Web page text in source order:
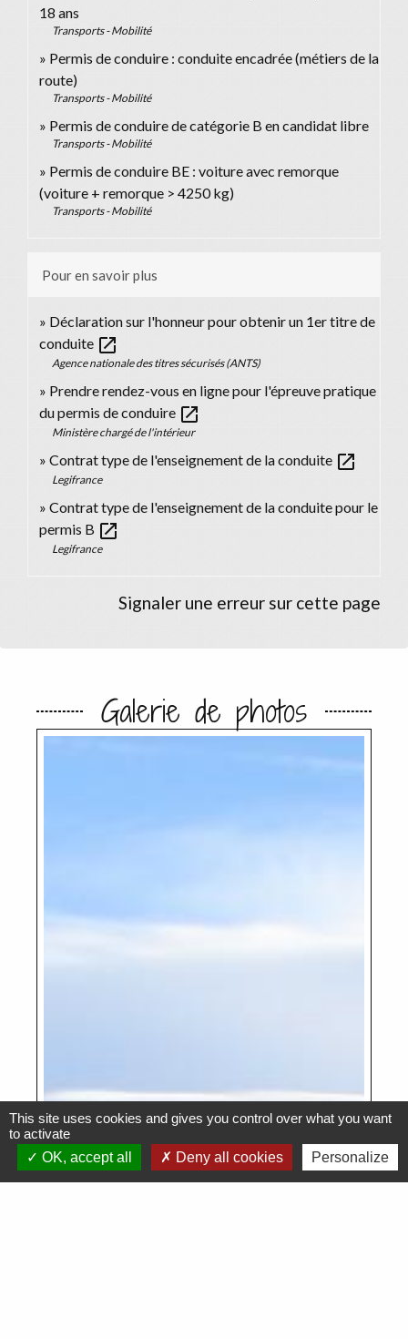
18 ans
Transports - Mobilité
Permis de conduire : conduite encadrée (métiers de la
route)
Transports - Mobilité
Permis de conduire de catégorie B en candidat libre
Transports - Mobilité
Permis de conduire BE : voiture avec remorque
(voiture + remorque > 4250 kg)
Transports - Mobilité
Pour en savoir plus
Déclaration sur l'honneur pour obtenir un 1er titre de
conduite open_in_new
Agence nationale des titres sécurisés (ANTS)
Prendre rendez-vous en ligne pour l'épreuve pratique
du permis de conduire open_in_new
Ministère chargé de l'intérieur
Contrat type de l'enseignement de la conduite open_in_new
Legifrance
Contrat type de l'enseignement de la conduite pour le
permis B open_in_new
Legifrance
Signaler une erreur sur cette page
Galerie de photos
This site uses cookies and gives you control over what you want
to activate
OK, accept all
Deny all cookies Personalize